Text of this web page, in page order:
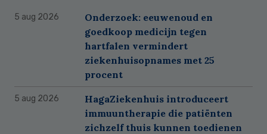
5 aug 2026
Onderzoek: eeuwenoud en
goedkoop medicijn tegen
hartfalen vermindert
ziekenhuisopnames met 25
procent
5 aug 2026
HagaZiekenhuis introduceert
immuuntherapie die patiënten
zichzelf thuis kunnen toedienen